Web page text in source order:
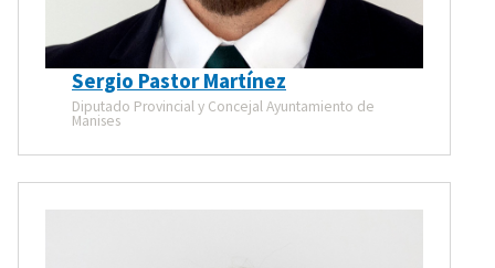
Sergio Pastor Martínez
Diputado Provincial y Concejal Ayuntamiento de
Manises